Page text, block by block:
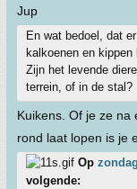
Jup
En wat bedoel, dat
kalkoenen en
Zijn het levende
terrein, of in de stal?
Kuikens. Of je ze na
rond laat lopen is je
Op
volgende: